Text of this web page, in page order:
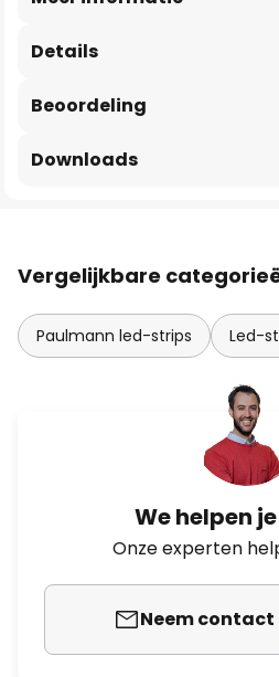
Details
Beoordeling
Downloads
Vergelijkbare
Paulmann led-strips Led-
We helpen
Onze experten
Neem contact